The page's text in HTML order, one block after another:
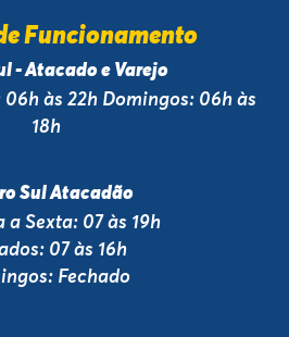
Funcionamento
- Atacado e Varejo
às 22h Domingos: 06h às
18h
Sul Atacadão
a Sexta: 07 às 19h
07 às 16h
Fechado